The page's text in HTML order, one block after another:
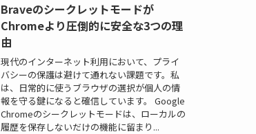
Braveのシークレットモードが
Chromeより圧倒的に安全な3つの理
由
現代のインターネット利用において、プライ
バシーの保護は避けて通れない課題です。私
は、日常的に使うブラウザの選択が個人の情
報を守る鍵になると確信しています。 Google
Chromeのシークレットモードは、ローカルの
履歴を保存しないだけの機能に留まり...